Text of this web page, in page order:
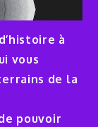
à
vous
de la
pouvoir